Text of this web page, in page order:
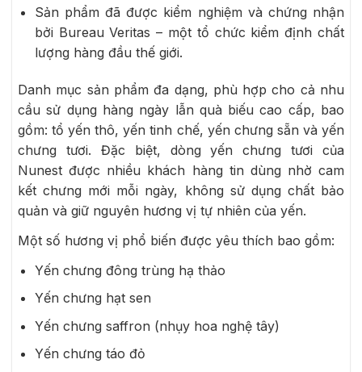
Sản phẩm đã được kiểm nghiệm và chứng nhận
bởi Bureau Veritas – một tổ chức kiểm định chất
lượng hàng đầu thế giới.
Danh mục sản phẩm đa dạng, phù hợp cho cả nhu
cầu sử dụng hàng ngày lẫn quà biếu cao cấp, bao
gồm: tổ yến thô, yến tinh chế, yến chưng sẵn và yến
chưng tươi. Đặc biệt, dòng yến chưng tươi của
Nunest được nhiều khách hàng tin dùng nhờ cam
kết chưng mới mỗi ngày, không sử dụng chất bảo
quản và giữ nguyên hương vị tự nhiên của yến.
Một số hương vị phổ biến được yêu thích bao gồm:
Yến chưng đông trùng hạ thảo
Yến chưng hạt sen
Yến chưng saffron (nhụy hoa nghệ tây)
Yến chưng táo đỏ